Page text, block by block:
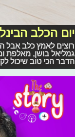
יום הכלב
רוצים לאמץ כלב אבל
הדבר הכי טוב שיכול